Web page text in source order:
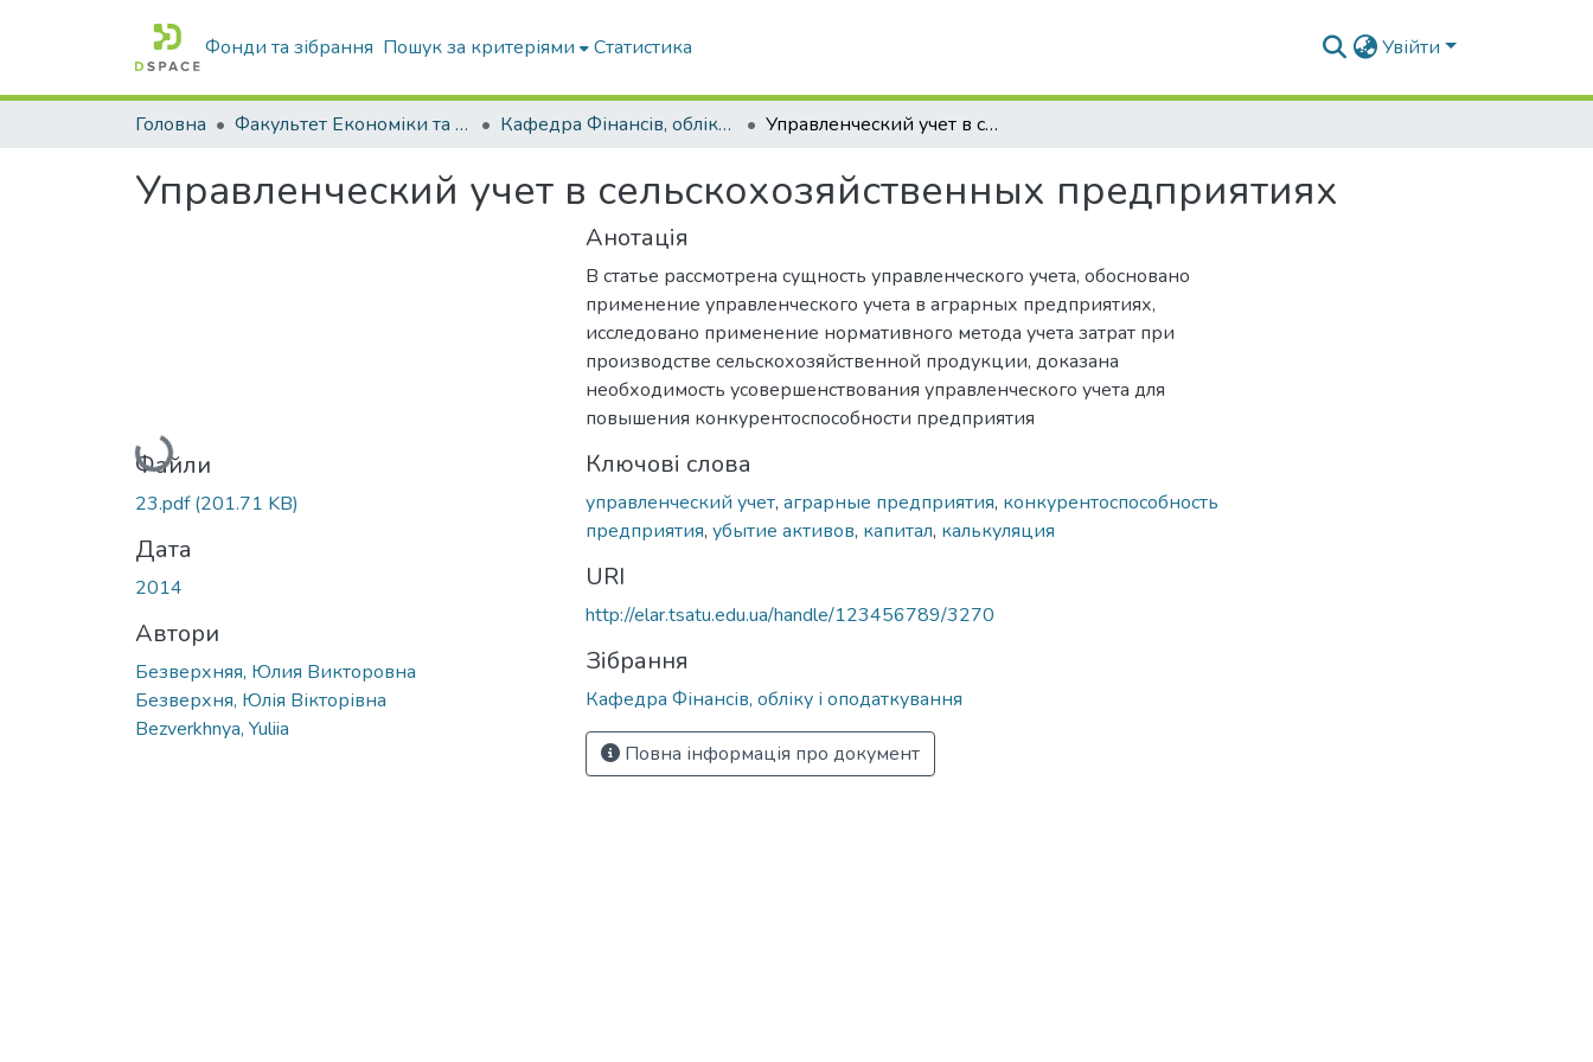
Фонди та зібрання Пошук за критеріями Статистика Увійти
Головна Факультет Економіки та бізнесу Кафедра Фінансів, обліку і оподаткування Управленческий учет в сельскохозяйственных предприятиях
Управленческий учет в сельскохозяйственных предприятиях
Вантажиться...
Файли
23.pdf(201.71 KB)
Дата
2014
Автори
Безверхняя, Юлия Викторовна
Безверхня, Юлія Вікторівна
Bezverkhnya, Yuliia
Анотація
В статье рассмотрена сущность управленческого учета, обосновано
применение управленческого учета в аграрных предприятиях,
исследовано применение нормативного метода учета затрат при
производстве сельскохозяйственной продукции, доказана
необходимость усовершенствования управленческого учета для
повышения конкурентоспособности предприятия
Ключові слова
управленческий учет, аграрные предприятия, конкурентоспособность
предприятия, убытие активов, капитал, калькуляция
URI
http://elar.tsatu.edu.ua/handle/123456789/3270
Зібрання
Кафедра Фінансів, обліку і оподаткування
Повна інформація про документ